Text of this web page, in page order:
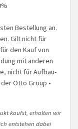
Bestellung an.
Gilt nicht für
den Kauf von
mit anderen
nicht für Aufbau-
Otto Group •
kaufst, erhalten wir
entstehen dabei